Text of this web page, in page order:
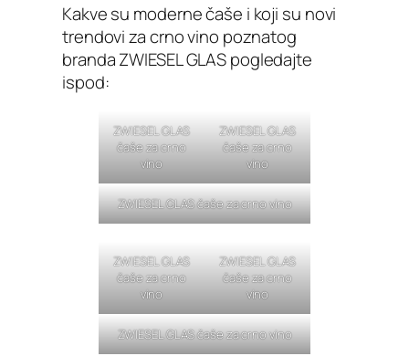
Kakve su moderne čaše i koji su novi
trendovi za crno vino poznatog
branda ZWIESEL GLAS pogledajte
ispod:
ZWIESEL GLAS
čaše za crno
vino
ZWIESEL GLAS
čaše za crno
vino
ZWIESEL GLAS čaše za crno vino
ZWIESEL GLAS
čaše za crno
vino
ZWIESEL GLAS
čaše za crno
vino
ZWIESEL GLAS čaše za crno vino